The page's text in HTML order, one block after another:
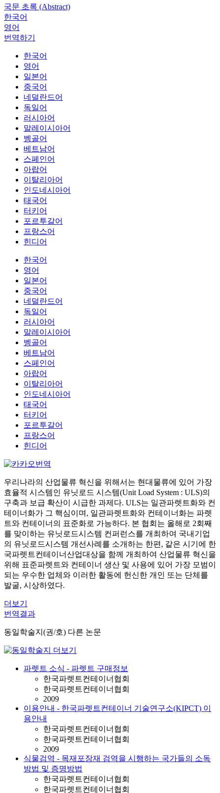
국문 초록 (Abstract)
한국어
영어
번역하기
한국어
영어
일본어
중국어
네덜란드어
독일어
러시아어
말레이시아어
벵골어
베트남어
스페인어
아랍어
이탈리아어
인도네시아어
태국어
터키어
포르투갈어
프랑스어
힌디어
한국어
영어
일본어
중국어
네덜란드어
독일어
러시아어
말레이시아어
벵골어
베트남어
스페인어
아랍어
이탈리아어
인도네시아어
태국어
터키어
포르투갈어
프랑스어
힌디어
우리나라의 산업물류 혁신을 위해서는 현대물류에 있어 가장
효율적 시스템인 유닛로드 시스템(Unit Load System : ULS)의
구축과 보급 확산이 시급한 과제다. ULS는 일관파렛트화와 컨
테이너화가 그 핵심이며, 일관파렛트화와 컨테이너화는 파렛
트와 컨테이너의 표준화로 가능하다. 본 협회는 올해로 2회째
를 맞이하는 유닛로드시스템 컨퍼런스를 개최하여 국내기업
의 유닛로드시스템 개선사례를 소개하는 한편, 같은 시기에 한
국파렛트컨테이너산업대상을 함께 개최하여 산업물류 혁신을
위해 표준파렛트와 컨테이너 생산 및 사용에 있어 가장 모범이
되는 우수한 업체와 이러한 활동에 헌신한 개인 또는 단체를
발굴, 시상하였다.
더보기
번역결과
동일학술지(권/호) 다른 논문
파렛트 소식 - 파렛트 구매정보
한국파렛트컨테이너협회
한국파렛트컨테이너협회
2009
이용안내 - 한국파렛트컨테이너 기술연구소(KIPCT) 이
용안내
한국파렛트컨테이너협회
한국파렛트컨테이너협회
2009
식물검역 - 목재포장재 검역을 시행하는 국가들의 소독
방법 및 증명방법
한국파렛트컨테이너협회
한국파렛트컨테이너협회